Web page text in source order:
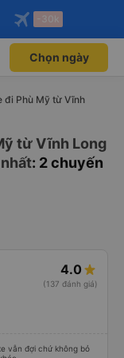
Mở app
Mở app
-30k
Chọn ngày
đi Phù Mỹ từ Vĩnh
từ Vĩnh Long
: 2 chuyến
4.0
(137 đánh giá)
vẫn đợi chứ không bỏ